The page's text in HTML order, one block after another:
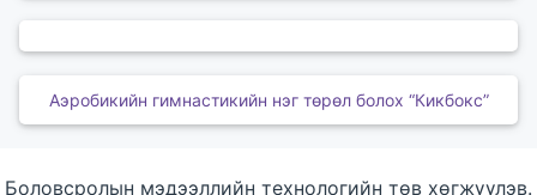
Аэробикийн гимнастикийн нэг төрөл болох “Кикбокс”
Боловсролын мэдээллийн технологийн төв хөгжүүлэв.